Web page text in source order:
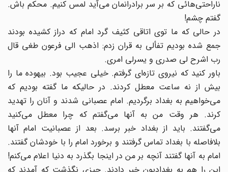
ناراحتی‌هائی که بر سر برادرانمان می‌آید لمس کنیم. محکم باش.
گفتم چشم!
در حالی که ما توی اتاقی کثیف گرد امام که دراز کشیده بودند
جمع شده بودیم تفألی به قران زدم:‌ اذهب الی فرعون طغی قال
رب اشرح لی صدری و یسرلی امری.
باور کنید که نیروی تازه‌ای گرفتم. خیلی عجیب بود. بیهوده ما را
بیش از نه ساعت معطل کردند. در حالیکه ما گفته بودیم که
می‌خواهیم به بغداد برگردیم. امام عصبانی شدند و آنان را تهدید
کرند. هر وقت من به آنها می‌گفتم که چرا معطل می‌کنید
می‌گفتند. باید از بغداد خبر برسد. بعد از عصبانیت امام آنها
بلافاصله با بغداد تماس گرفتند و برخورد امام را با خودشان گفتند.
امام به آنها گفتند آنچه بر من در اینجا بگذرد به دنیا اعلام می‌کنم!